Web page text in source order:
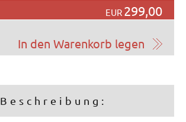
EUR 299,00
Beschreibung: